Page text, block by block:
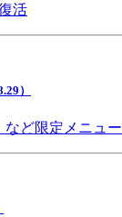
活
）
ど限定メニュー